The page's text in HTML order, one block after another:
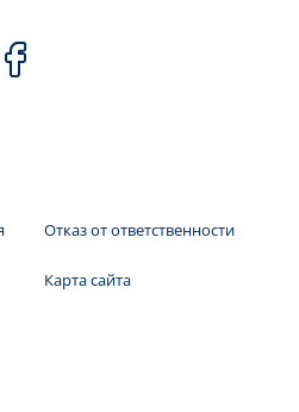
Отказ от ответственности
Карта сайта